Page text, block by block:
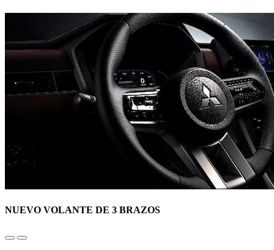
NUEVO VOLANTE DE 3 BRAZOS